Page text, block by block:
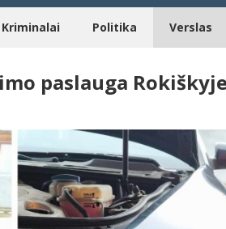
Kriminalai Politika Verslas
paslauga